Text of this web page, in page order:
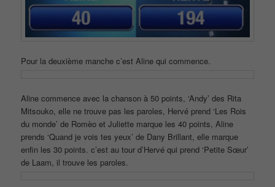
Pour la deuxième manche c’est Aline qui commence.
Aline commence avec la chanson à 50 points, ‘Andy’ des Rita
Mitsouko, elle ne trouve pas les paroles, Hervé prend ‘Les Rois
du monde’ de Romèo et Juliette marque les 40 points, Aline
prends ‘Quand je vois tes yeux’ de Dany Brillant, elle marque
enfin les 30 points. c’est au tour d’Hervé qui prend ‘Petite Sœur’
de Laam, il trouve les paroles.